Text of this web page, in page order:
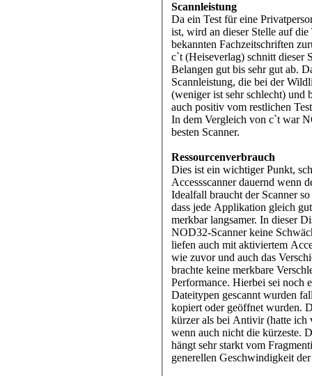
Scannleistung
Da ein Test für eine
ist, wird an dieser Stelle auf die
bekannten Fachzeitschriften
c`t (Heiseverlag) schnitt dieser
Belangen gut bis sehr gut ab.
Scannleistung, die bei der
(weniger ist sehr schlecht) und
auch positiv vom restlichen
In dem Vergleich von c`t war
besten Scanner.
Ressourcenverbrauch
Dies ist ein wichtiger Punkt,
Accessscanner dauernd wenn
Idealfall braucht der Scanner
dass jede Applikation gleich
merkbar langsamer. In dieser
NOD32-Scanner keine
liefen auch mit aktiviertem
wie zuvor und auch das
brachte keine merkbare
Performance. Hierbei sei noch
Dateitypen gescannt wurden
kopiert oder geöffnet wurden.
kürzer als bei Antivir (hatte ich
wenn auch nicht die kürzeste.
hängt sehr starkt vom
generellen Geschwindigkeit